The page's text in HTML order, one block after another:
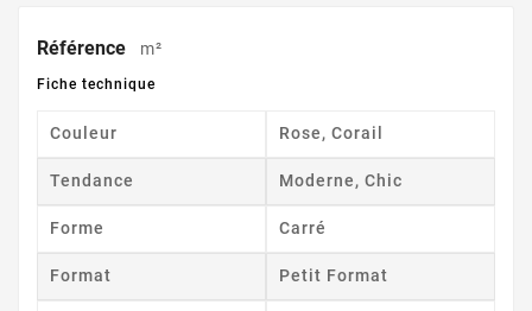
Référence m²
Fiche technique
Couleur Rose, Corail
Tendance Moderne, Chic
Forme Carré
Format Petit Format